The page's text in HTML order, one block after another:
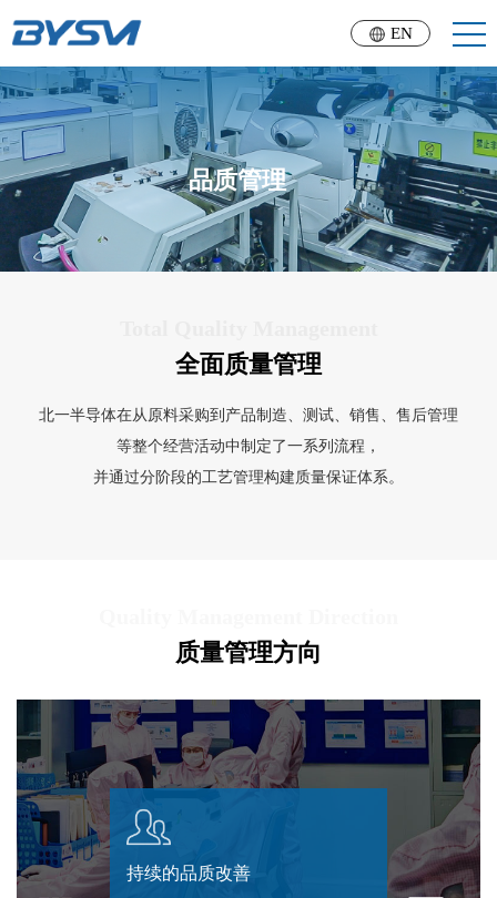
EN
品质管理
全面质量管理
北一半导体在从原料采购到产品制造、测试、销售、售后管理
等整个经营活动中制定了一系列流程，
并通过分阶段的工艺管理构建质量保证体系。
质量管理方向
持续的品质改善